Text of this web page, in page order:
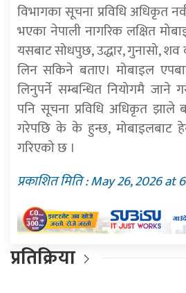
विभागका सूचना प्रविधि अधिकृत
भएका नेपाली नागरिक लक्षित
यसबाट सोधपुछ, उद्धार, गुनासो,
लिन सकिने बताए। मोबाइल
लिनुपर्ने सम्बन्धित नियोगमै जाने
पनि सूचना प्रविधि अधिकृत झाले
गरेपछि के के हुन्छ, मोबाइलबाट
गरिएको छ ।
प्रकाशित मिति : May 26, 2026 at
प्रतिक्रिया